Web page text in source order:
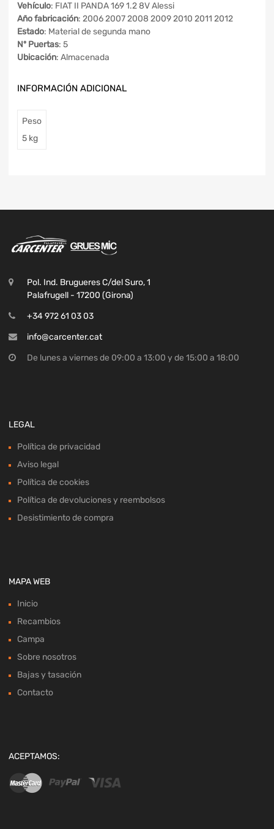
Vehículo: FIAT II PANDA 169 1.2 8V Alessi
Año fabricación: 2006 2007 2008 2009 2010 2011 2012
Estado: Material de segunda mano
Nº Puertas: 5
Ubicación: Almacenada
INFORMACIÓN ADICIONAL
Peso
5 kg
Pol. Ind. Brugueres C/del Suro, 1
Palafrugell - 17200 (Girona)
+34 972 61 03 03
info@carcenter.cat
De lunes a viernes de 09:00 a 13:00 y de 15:00 a 18:00
LEGAL
Política de privacidad
Aviso legal
Política de cookies
Política de devoluciones y reembolsos
Desistimiento de compra
MAPA WEB
Inicio
Recambios
Campa
Sobre nosotros
Bajas y tasación
Contacto
ACEPTAMOS: